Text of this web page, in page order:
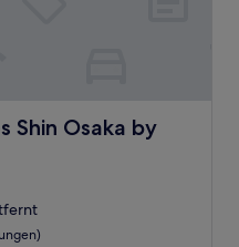
Shin Osaka by
by IHG